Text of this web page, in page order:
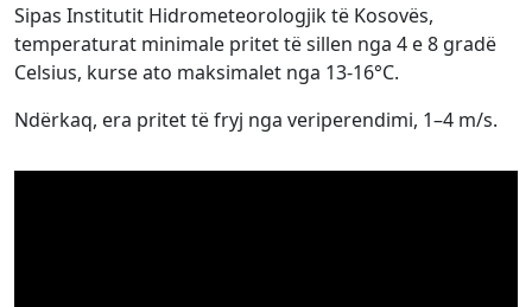
Sipas Institutit Hidrometeorologjik të Kosovës,
temperaturat minimale pritet të sillen nga 4 e 8 gradë
Celsius, kurse ato maksimalet nga 13-16°C.
Ndërkaq, era pritet të fryj nga veriperendimi, 1–4 m/s.